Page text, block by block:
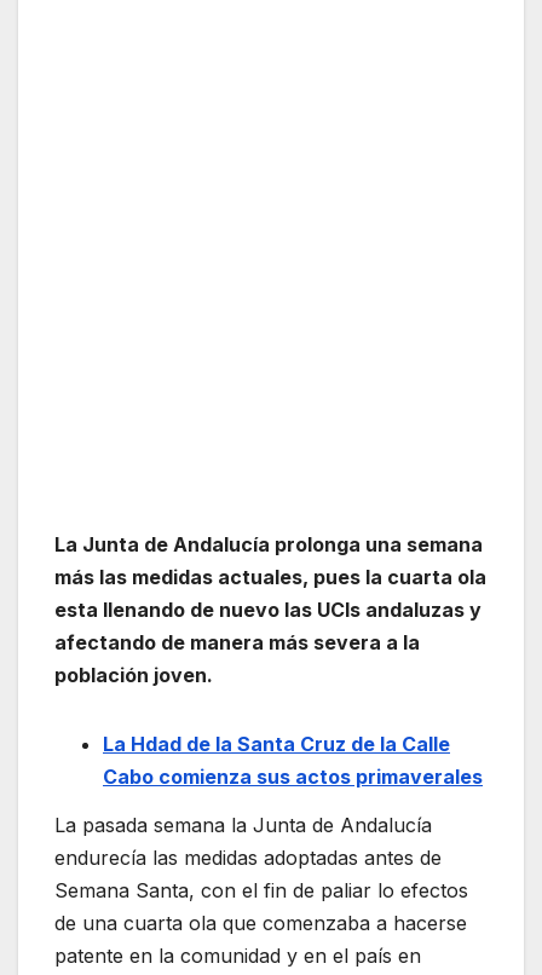
La Junta de Andalucía prolonga una semana
más las medidas actuales, pues la cuarta ola
esta llenando de nuevo las UCIs andaluzas y
afectando de manera más severa a la
población joven.
La Hdad de la Santa Cruz de la Calle
Cabo comienza sus actos primaverales
La pasada semana la Junta de Andalucía
endurecía las medidas adoptadas antes de
Semana Santa, con el fin de paliar lo efectos
de una cuarta ola que comenzaba a hacerse
patente en la comunidad y en el país en